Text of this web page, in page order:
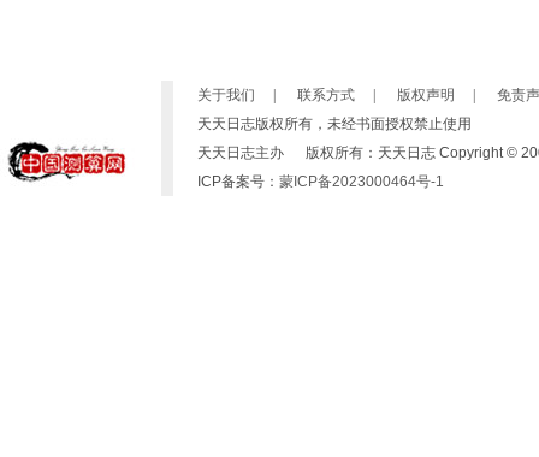
关于我们 联系方式 版权声明
免责
天天日志版权所有，未经书面授权禁止使用
天天日志主办 版权所有：天天日志 Copyright ©
ICP备案号： 蒙ICP备2023000464号-1